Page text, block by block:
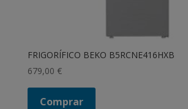
FRIGORÍFICO BEKO B5RCNE416HXB
679,00 €
Comprar